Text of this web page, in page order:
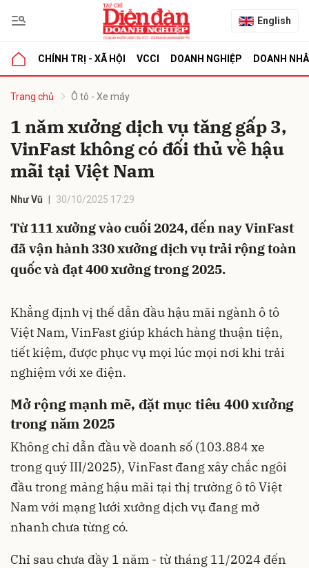
English
CHÍNH TRỊ - XÃ HỘI VCCI DOANH NGHIỆP DOANH
Trang chủ Ô tô - Xe máy
1 năm xưởng dịch vụ tăng gấp 3,
VinFast không có đối thủ về hậu
mãi tại Việt Nam
Như Vũ 30/10/2025 17:29
Từ 111 xưởng vào cuối 2024, đến nay VinFast
đã vận hành 330 xưởng dịch vụ trải rộng toàn
quốc và đạt 400 xưởng trong 2025.
Khẳng định vị thế dẫn đầu hậu mãi ngành ô tô
Việt Nam, VinFast giúp khách hàng thuận tiện,
tiết kiệm, được phục vụ mọi lúc mọi nơi khi trải
nghiệm với xe điện.
Mở rộng mạnh mẽ, đặt mục tiêu 400 xưởng
trong năm 2025
Không chỉ dẫn đầu về doanh số (103.884 xe
trong quý III/2025), VinFast đang xây chắc ngôi
đầu trong mảng hậu mãi tại thị trường ô tô Việt
Nam với mạng lưới xưởng dịch vụ đang mở
nhanh chưa từng có.
Chỉ sau chưa đầy 1 năm - từ tháng 11/2024 đến
luận
Hủy